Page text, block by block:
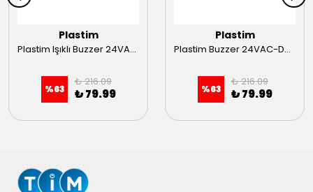
Plastim
Plastim Işıklı Buzzer 24VAC-DC 22mm
%63
₺ 216.09
₺ 79.99
Plastim
Plastim Buzzer 24VAC-DC 22mm
%63
₺ 216.09
₺ 79.99